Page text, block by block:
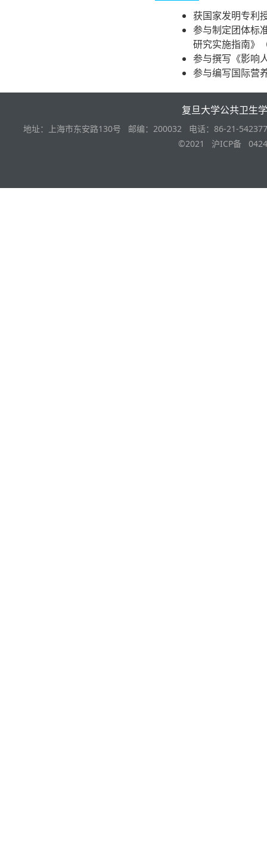
获国家发明专利
参与制定团体标
研究实施指南》
参与撰写《影响
参与编写国际营
复旦大学公共卫生
地址：上海市东安路130号 邮编：200032 电话：86-21-
©2021 沪ICP备